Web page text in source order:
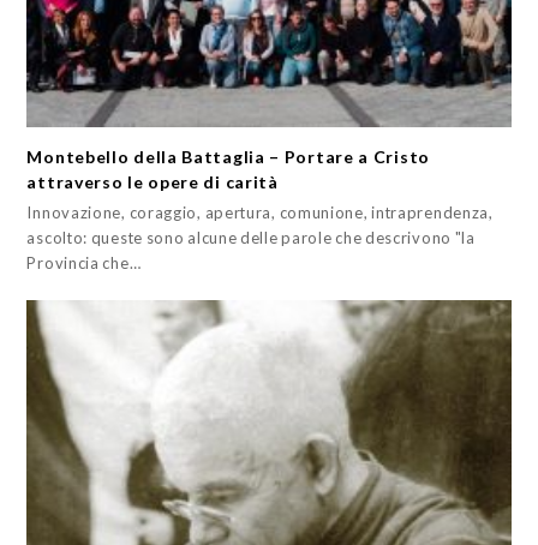
Montebello della Battaglia – Portare a Cristo
attraverso le opere di carità
Innovazione, coraggio, apertura, comunione, intraprendenza,
ascolto: queste sono alcune delle parole che descrivono "la
Provincia che…